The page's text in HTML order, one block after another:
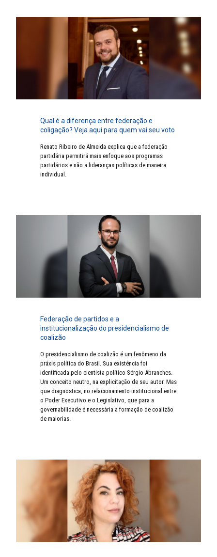
Qual é a diferença entre federação e
coligação? Veja aqui para quem vai seu voto
Renato Ribeiro de Almeida explica que a federação
partidária permitirá mais enfoque aos programas
partidários e não a lideranças políticas de maneira
individual.
Federação de partidos e a
institucionalização do presidencialismo de
coalizão
O presidencialismo de coalizão é um fenômeno da
práxis política do Brasil. Sua existência foi
identificada pelo cientista político Sérgio Abranches.
Um conceito neutro, na explicitação de seu autor. Mas
que diagnostica, no relacionamento institucional entre
o Poder Executivo e o Legislativo, que para a
governabilidade é necessária a formação de coalizão
de maiorias.